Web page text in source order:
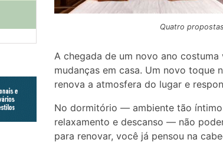
Quatro
A chegada de um novo ano
mudanças em casa. Um novo toque
renova a atmosfera do lugar e
No dormitório — ambiente tão
relaxamento e descanso — não
para renovar, você já pensou na